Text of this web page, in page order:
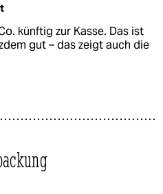
künftig zur Kasse. Das ist
gut – das zeigt auch die